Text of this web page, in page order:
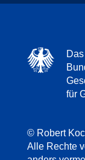
für
© Robert
Alle Rechte